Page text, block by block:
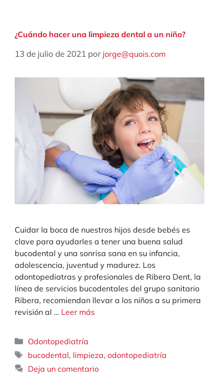
¿Cuándo hacer una limpieza dental a un niño?
13 de julio de 2021 por jorge@quois.com
Cuidar la boca de nuestros hijos desde bebés es
clave para ayudarles a tener una buena salud
bucodental y una sonrisa sana en su infancia,
adolescencia, juventud y madurez. Los
odontopediatras y profesionales de Ribera Dent, la
línea de servicios bucodentales del grupo sanitario
Ribera, recomiendan llevar a los niños a su primera
revisión al … Leer más
Categorías
Odontopediatría
Etiquetas
bucodental, limpieza,odontopediatría
Deja un comentario